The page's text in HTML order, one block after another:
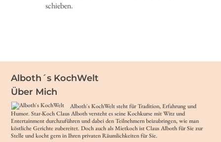
schieben.
Alboth´s KochWelt
Über Mich
Alboth´s KochWelt steht für Tradition, Erfahrung und
Humor. Star-Koch Claus Alboth versteht es seine Kochkurse mit Witz und
Entertainment durchzuführen und dabei den Teilnehmern beizubringen, wie man
köstliche Gerichte zubereitet. Doch auch als Mietkoch ist Claus Alboth für Sie zur
Stelle und kocht gern in Ihren privaten Räumlichkeiten für Sie.